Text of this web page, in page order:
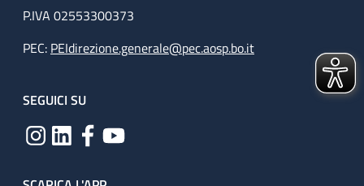
P.IVA 02553300373
PEC: PEIdirezione.generale@pec.aosp.bo.it
SEGUICI SU